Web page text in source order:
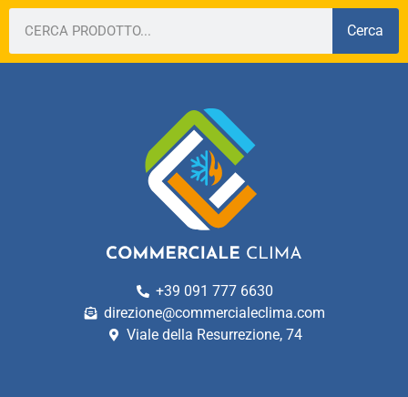
Cerca
+39 091 777 6630
direzione@commercialeclima.com
Viale della Resurrezione, 74